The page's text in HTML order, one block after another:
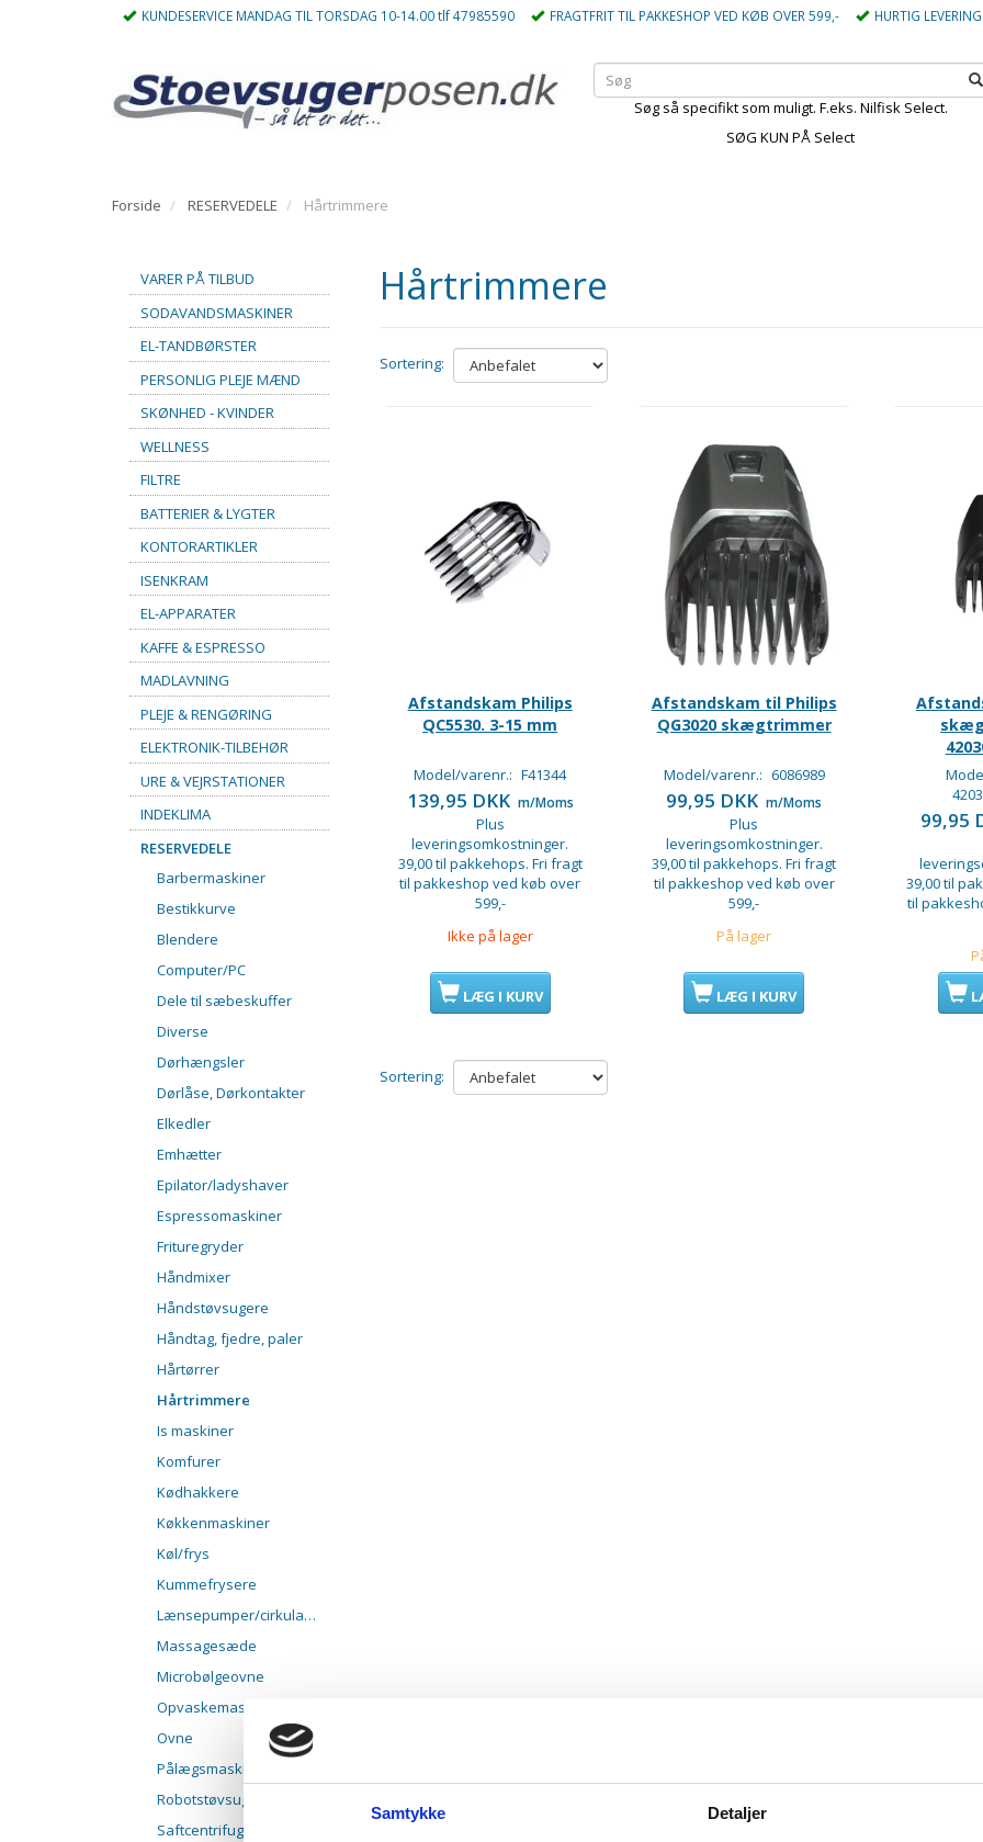
Samtykke Detaljer
KUNDESERVICE MANDAG TIL TORSDAG 10-14.00 tlf 47985590 FRAGTFRIT TIL PAKKESHOP VED KØB OVER 599,- HURTIG LEVERING
Søg så specifikt som muligt. F.eks. Nilfisk Select.
SØG KUN PÅ Select
Forside RESERVEDELE Hårtrimmere
VARER PÅ TILBUD
SODAVANDSMASKINER
EL-TANDBØRSTER
PERSONLIG PLEJE MÆND
SKØNHED - KVINDER
WELLNESS
FILTRE
BATTERIER & LYGTER
KONTORARTIKLER
ISENKRAM
EL-APPARATER
KAFFE & ESPRESSO
MADLAVNING
PLEJE & RENGØRING
ELEKTRONIK-TILBEHØR
URE & VEJRSTATIONER
INDEKLIMA
RESERVEDELE
Barbermaskiner
Bestikkurve
Blendere
Computer/PC
Dele til sæbeskuffer
Diverse
Dørhængsler
Dørlåse, Dørkontakter
Elkedler
Emhætter
Epilator/ladyshaver
Espressomaskiner
Frituregryder
Håndmixer
Håndstøvsugere
Håndtag, fjedre, paler
Hårtørrer
Hårtrimmere
Is maskiner
Komfurer
Kødhakkere
Køkkenmaskiner
Køl/frys
Kummefrysere
Lænsepumper/cirkulationspumper
Massagesæde
Microbølgeovne
Opvaskemaskiner
Ovne
Pålægsmaskiner
Robotstøvsugere
Saftcentrifuger
Hårtrimmere
Sortering:
Afstandskam Philips
QC5530. 3-15 mm
Model/varenr.: F41344
139,95 DKK m/Moms
Plus
leveringsomkostninger.
39,00 til pakkehops. Fri fragt
til pakkeshop ved køb over
599,-
Ikke på lager
LÆG I KURV
Afstandskam til Philips
QG3020 skægtrimmer
Model/varenr.: 6086989
99,95 DKK m/Moms
Plus
leveringsomkostninger.
39,00 til pakkehops. Fri fragt
til pakkeshop ved køb over
599,-
På lager
LÆG I KURV
99,95
39,00 til
til
Sortering: